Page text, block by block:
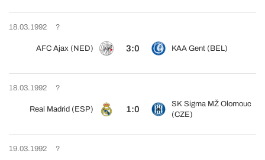
18.03.1992 ?
AFC Ajax (NED) 3:0 KAA Gent (BEL)
18.03.1992 ?
Real Madrid (ESP) 1:0
SK Sigma MŽ Olomouc
(CZE)
19.03.1992 ?